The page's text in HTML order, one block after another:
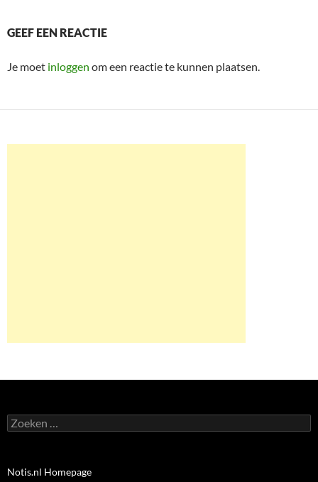
GEEF EEN REACTIE
Je moet inloggen om een reactie te kunnen plaatsen.
Zoeken
naar:
Notis.nl Homepage